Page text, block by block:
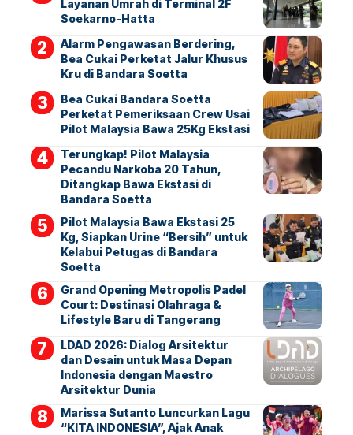
Layanan Umrah di Terminal 2F
Soekarno-Hatta
Alarm Pengawasan Berdering,
Bea Cukai Perketat Jalur Khusus
Kru di Bandara Soetta
Bea Cukai Bandara Soetta
Perketat Pemeriksaan Crew Usai
Pilot Malaysia Bawa 25Kg Ekstasi
Terungkap! Pilot Malaysia
Pecandu Narkoba 20 Tahun,
Ditangkap Bawa Ekstasi di
Bandara Soetta
Pilot Malaysia Bawa Ekstasi 25
Kg, Siapkan Urine “Bersih” untuk
Kelabui Petugas di Bandara
Soetta
Grand Opening Metropolis Padel
Court: Destinasi Olahraga &
Lifestyle Baru di Tangerang
LDAD 2026: Dialog Arsitektur
dan Desain untuk Masa Depan
Indonesia dengan Maestro
Arsitektur Dunia
Marissa Sutanto Luncurkan Lagu
“KITA INDONESIA”, Ajak Anak